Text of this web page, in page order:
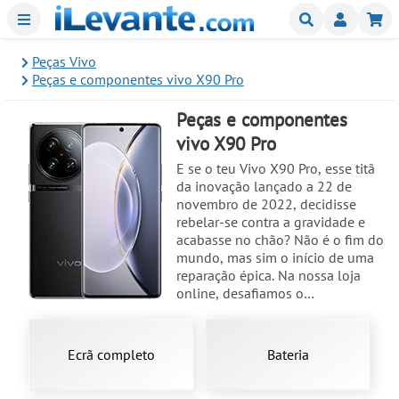
Menu Buscar
Peças Vivo
Peças e componentes vivo X90 Pro
Peças e componentes
vivo X90 Pro
E se o teu Vivo X90 Pro, esse titã
da inovação lançado a 22 de
novembro de 2022, decidisse
rebelar-se contra a gravidade e
acabasse no chão? Não é o fim do
mundo, mas sim o início de uma
reparação épica. Na nossa loja
online, desafiamos o
teu telemóvel como se nada
tivesse acontecido. Imagina
Ecrã completo Bateria